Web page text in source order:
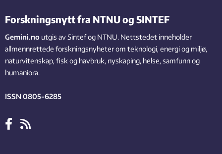
Forskningsnytt fra NTNU og SINTEF
Gemini.no utgis av Sintef og NTNU. Nettstedet inneholder
allmennrettede forskningsnyheter om teknologi, energi og miljø,
naturvitenskap, fisk og havbruk, nyskaping, helse, samfunn og
humaniora.
ISSN 0805-6285